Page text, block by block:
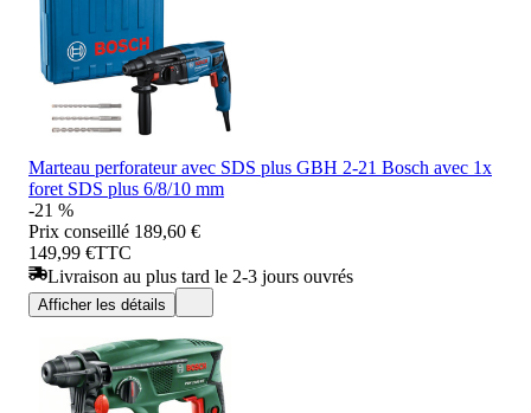
Marteau perforateur avec SDS plus GBH 2-21 Bosch avec 1x
foret SDS plus 6/8/10 mm
-21 %
Prix conseillé 189,60 €
149,99 €TTC
Livraison au plus tard le 2-3 jours ouvrés
Afficher les détails